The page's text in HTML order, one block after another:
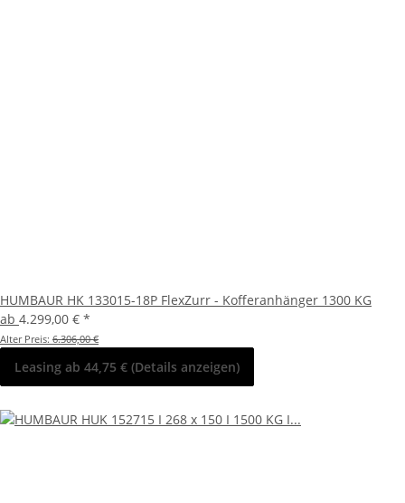
HUMBAUR HK 133015-18P FlexZurr - Kofferanhänger 1300 KG
ab 4.299,00 € *
Alter Preis: 6.306,00 €
Leasing ab 44,75 € (Details anzeigen)